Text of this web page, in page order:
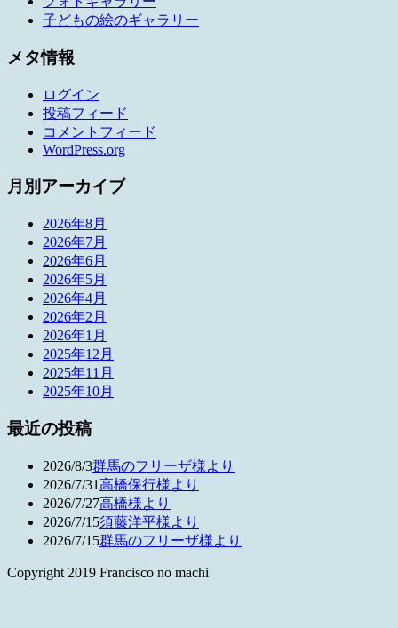
子どもの絵のギャラリー
メタ情報
ログイン
投稿フィード
コメントフィード
WordPress.org
月別アーカイブ
2026年8月
2026年7月
2026年6月
2026年5月
2026年4月
2026年2月
2026年1月
2025年12月
2025年11月
2025年10月
最近の投稿
2026/8/3群馬のフリーザ様より
2026/7/31高橋保行様より
2026/7/27高橋様より
2026/7/15須藤洋平様より
2026/7/15群馬のフリーザ様より
Copyright 2019 Francisco no machi